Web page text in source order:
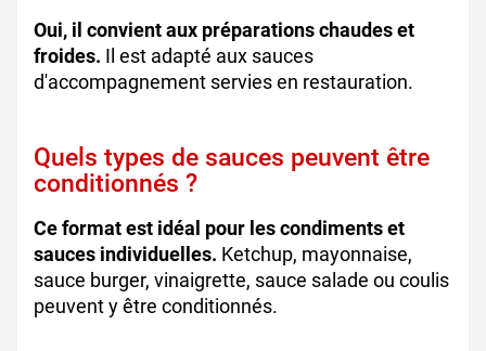
Oui, il convient aux préparations chaudes et
froides. Il est adapté aux sauces
d'accompagnement servies en restauration.
Quels types de sauces peuvent être
conditionnés ?
Ce format est idéal pour les condiments et
sauces individuelles. Ketchup, mayonnaise,
sauce burger, vinaigrette, sauce salade ou coulis
peuvent y être conditionnés.